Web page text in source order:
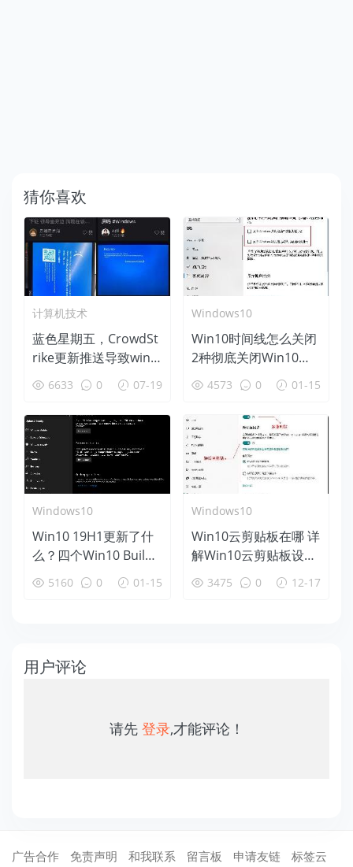
猜你喜欢
计算机技术
蓝色星期五，CrowdSt
rike更新推送导致wind
ows蓝屏后恢复办法
6633 0 07-19
Windows10
Win10时间线怎么关闭
2种彻底关闭Win10时
间线方法
4573 0 01-15
Windows10
Win10 19H1更新了什
么？四个Win10 Build
18312新特性盘点
5160 0 01-15
Windows10
Win10云剪贴板在哪 详
解Win10云剪贴板设置
使用教程
3475 0 12-17
用户评论
请先 登录,才能评论！
广告合作 免责声明 和我联系 留言板 申请友链 标签云